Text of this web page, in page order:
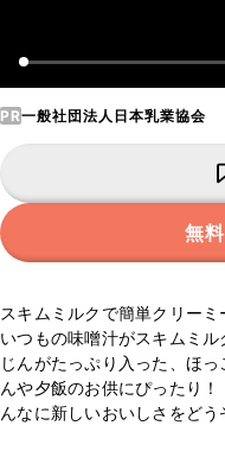
PR一般社団法人日本乳業協会
無
スキムミルクで簡単クリー
いつもの味噌汁がスキムミ
じんがたっぷり入った、ほ
んや夕飯のお供にぴったり
んなに新しいおいしさをどう